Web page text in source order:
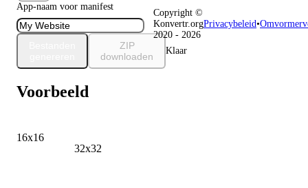
App-naam voor manifest
ZIP
downloaden
Klaar
Voorbeeld
16x16
32x32
Copyright ©
Konvertr.org
2020 - 2026
Privacybeleid•